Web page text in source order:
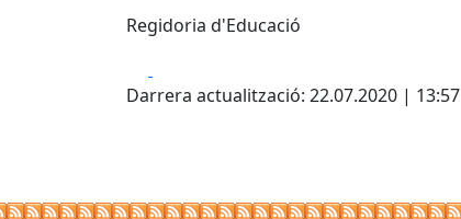
Regidoria d'Educació
Darrera actualització: 22.07.2020 | 13:57